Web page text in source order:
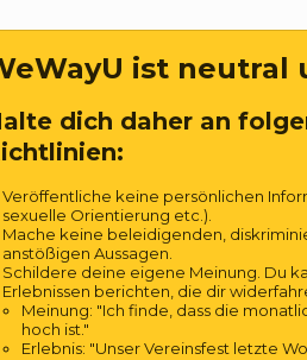
ist neutral
dich daher an
Veröffentliche keine persönlichen
sexuelle Orientierung etc.).
Mache keine beleidigenden,
anstößigen Aussagen.
Schildere deine eigene Meinung. Du
Erlebnissen berichten, die dir
Meinung: "Ich finde, dass die
hoch ist."
Erlebnis: "Unser Vereinsfest letzte